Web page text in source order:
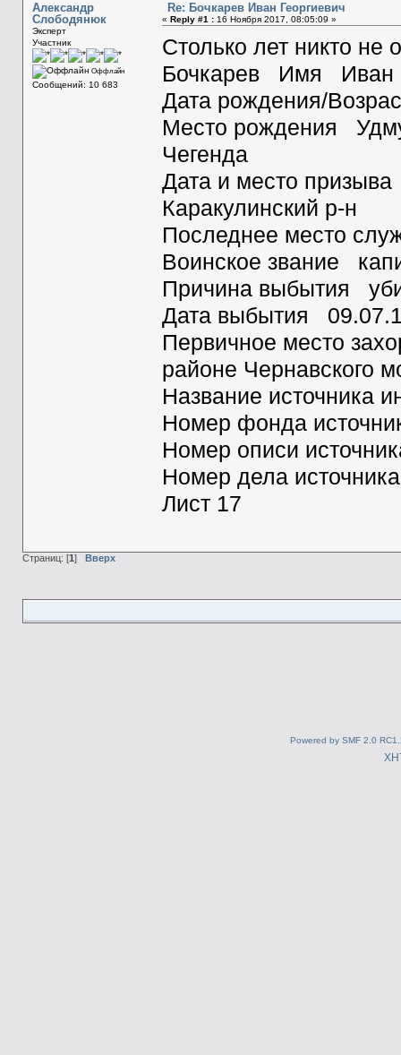
Александр
Слободянюк
Эксперт
Участник
Оффлайн
Сообщений: 10 683
Re: Бочкарев Иван Георгиевич
« Reply #1 :16 Ноября 2017, 08:05:09 »
Столько лет никто не
Бочкарев Имя
Дата рождения/
Место рождения
Чегенда
Дата и место
Каракулинский р-н
Последнее место
Воинское звание
Причина выбытия
Дата выбытия
Первичное место
районе Чернавского
Название
Номер фонда
Номер описи
Номер дела
Лист 17
Страниц: [1] Вверх
Powered by SMF 2.0